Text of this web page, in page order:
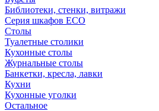
Библиотеки, стенки, витражи
Серия шкафов ECO
Столы
Туалетные столики
Кухонные столы
Журнальные столы
Банкетки, кресла, лавки
Кухни
Кухонные уголки
Остальное